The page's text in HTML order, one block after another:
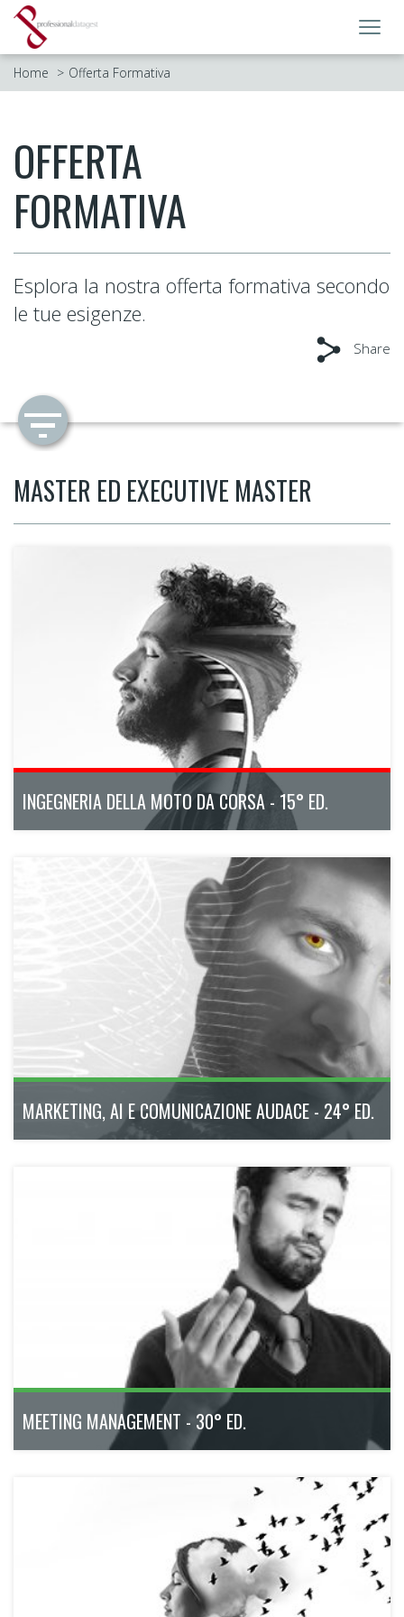
Home Offerta Formativa
OFFERTA
FORMATIVA
Esplora la nostra offerta formativa secondo
le tue esigenze.
Share
MASTER ED EXECUTIVE MASTER
INGEGNERIA DELLA MOTO DA CORSA - 15° ED.
Il Master numero uno nel bike motorsport, che
trasforma la passione per le due ruote in un reale futuro
ottobre 2026 - maggio 2027 320h
Bologna
MARKETING, AI E COMUNICAZIONE AUDACE - 24° ED.
Un percorso formativo di alto profilo pensato per rispondere
alle sfide di un mercato in continua evoluzione.
300h
Bologna
MEETING MANAGEMENT - 30° ED.
Acquisisci le competenze e gli strumenti per diventare un
professionista dell'organizzazione eventi. Con il patrocinio
di Federcongressi&eventi, l'associazione più importante della
Meeting & Incentive Industry italiana.